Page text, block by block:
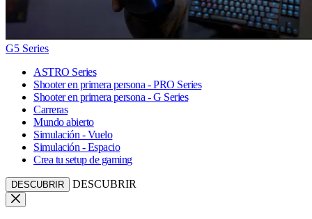
G5 Series
ASTRO Series
Shooter en primera persona - PRO Series
Shooter en primera persona - G Series
Carreras
Mundo abierto
Simulación - Vuelo
Simulación - Espacio
Crea tu setup de gaming
DESCUBRIR DESCUBRIR